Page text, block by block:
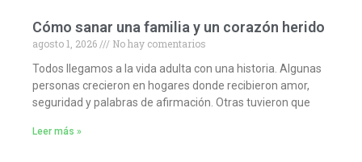
Cómo sanar una familia y un corazón herido
agosto 1, 2026
No hay comentarios
Todos llegamos a la vida adulta con una historia. Algunas
personas crecieron en hogares donde recibieron amor,
seguridad y palabras de afirmación. Otras tuvieron que
Leer más »